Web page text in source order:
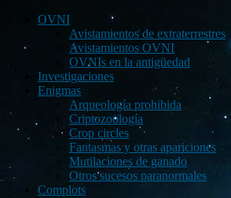
OVNI
Avistamientos de extraterrestres
Avistamientos OVNI
OVNIs en la antigüedad
Investigaciones
Enigmas
Arqueología prohibida
Criptozoología
Crop circles
Fantasmas y otras apariciones
Mutilaciones de ganado
Otros sucesos paranormales
Complots